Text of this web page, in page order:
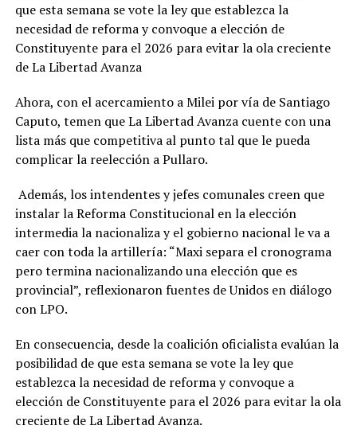
que esta semana se vote la ley que establezca la
necesidad de reforma y convoque a elección de
Constituyente para el 2026 para evitar la ola creciente
de La Libertad Avanza
Ahora, con el acercamiento a Milei por vía de Santiago
Caputo, temen que La Libertad Avanza cuente con una
lista más que competitiva al punto tal que le pueda
complicar la reelección a Pullaro.
Además, los intendentes y jefes comunales creen que
instalar la Reforma Constitucional en la elección
intermedia la nacionaliza y el gobierno nacional le va a
caer con toda la artillería: “Maxi separa el cronograma
pero termina nacionalizando una elección que es
provincial”, reflexionaron fuentes de Unidos en diálogo
con LPO.
En consecuencia, desde la coalición oficialista evalúan la
posibilidad de que esta semana se vote la ley que
establezca la necesidad de reforma y convoque a
elección de Constituyente para el 2026 para evitar la ola
creciente de La Libertad Avanza.